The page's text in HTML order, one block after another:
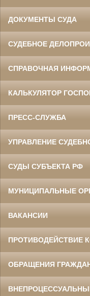
ДОКУМЕНТЫ СУДА
СУДЕБНОЕ
СПРАВОЧНАЯ
КАЛЬКУЛЯТОР
ПРЕСС-СЛУЖБА
УПРАВЛЕНИЕ
СУДЫ СУБЪЕКТА РФ
МУНИЦИПАЛЬНЫЕ
ВАКАНСИИ
ПРОТИВОДЕЙСТВИЕ
ОБРАЩЕНИЯ